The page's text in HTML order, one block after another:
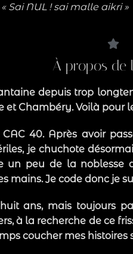
« Sai NUL ! sai malle aikri »
À propos de
depuis trop
Chambéry. Voilà pour
40. Après avoir
je chuchote
un peu de la noblesse
mains. Je code donc je
huit ans, mais toujours
à la recherche de ce
coucher mes histoires